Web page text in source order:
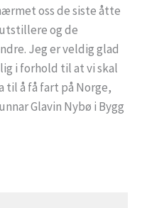
oss de siste åtte
og de
Jeg er veldig glad
i forhold til at vi skal
til å få fart på Norge,
Glavin Nybø i Bygg